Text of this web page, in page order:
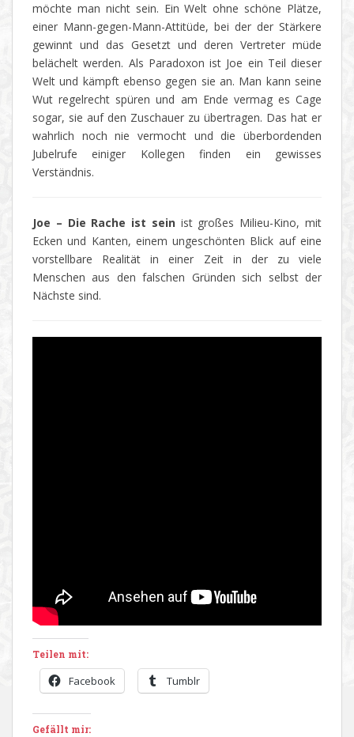
möchte man nicht sein. Ein Welt ohne schöne Plätze,
einer Mann-gegen-Mann-Attitüde, bei der der Stärkere
gewinnt und das Gesetzt und deren Vertreter müde
belächelt werden. Als Paradoxon ist Joe ein Teil dieser
Welt und kämpft ebenso gegen sie an. Man kann seine
Wut regelrecht spüren und am Ende vermag es Cage
sogar, sie auf den Zuschauer zu übertragen. Das hat er
wahrlich noch nie vermocht und die überbordenden
Jubelrufe einiger Kollegen finden ein gewisses
Verständnis.
Joe – Die Rache ist seinist großes Milieu-Kino, mit
Ecken und Kanten, einem ungeschönten Blick auf eine
vorstellbare Realität in einer Zeit in der zu viele
Menschen aus den falschen Gründen sich selbst der
Nächste sind.
Teilen mit:
Facebook Tumblr
Gefällt mir: